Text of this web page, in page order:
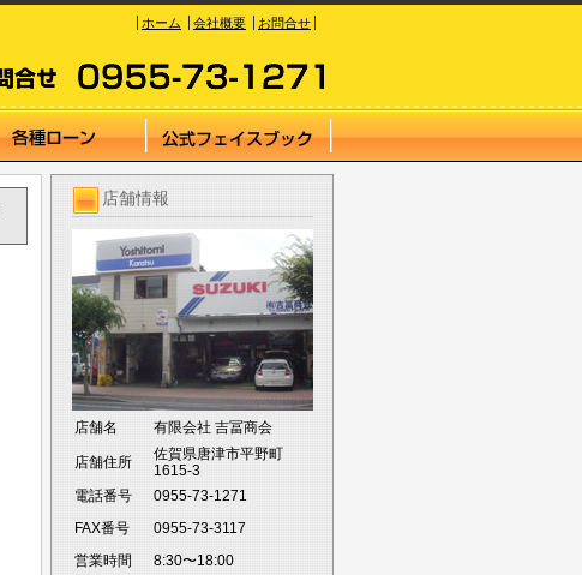
ホーム 会社概要 お問合せ
店舗情報
店舗名 有限会社 吉冨商会
店舗住所
佐賀県唐津市平野町
1615-3
電話番号
0955-73-1271
FAX番号
0955-73-3117
営業時間
8:30〜18:00